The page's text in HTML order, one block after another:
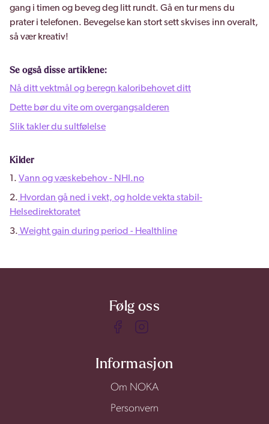
gang i timen og beveg deg litt rundt. Gå en tur mens du
prater i telefonen. Bevegelse kan stort sett skvises inn overalt,
så vær kreativ!
Se også disse artiklene:
Nå ditt vektmål og beregn kaloribehovet ditt
Dette bør du vite om overgangsalderen
Slik takler du sultfølelse
Kilder
1. Vann og væskebehov - NHI.no
2. Hvordan gå ned i vekt, og holde vekta stabil-
Helsedirektoratet
3. Weight gain during period - Healthline
Følg oss
Informasjon
Om NOKA
Personvern